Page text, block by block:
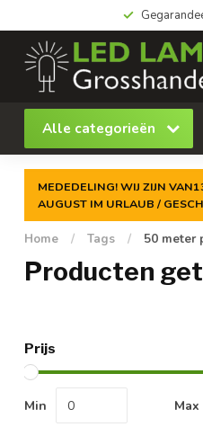
Alle categorieën
MEDEDELING! WIJ ZIJN
AUGUST IM URLAUB /
Home / Tags / 50 meter
Producten
Prijs
Min Max